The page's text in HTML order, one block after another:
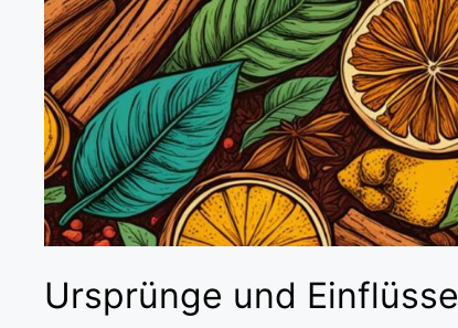
Ursprünge und